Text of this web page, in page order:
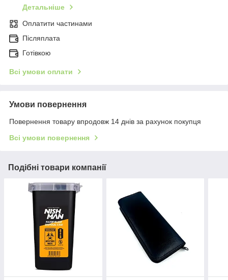
Детальніше
Оплатити частинами
Післяплата
Готівкою
Всі умови оплати
Умови повернення
Повернення товару впродовж 14 днів за рахунок покупця
Всі умови повернення
Подібні товари компанії